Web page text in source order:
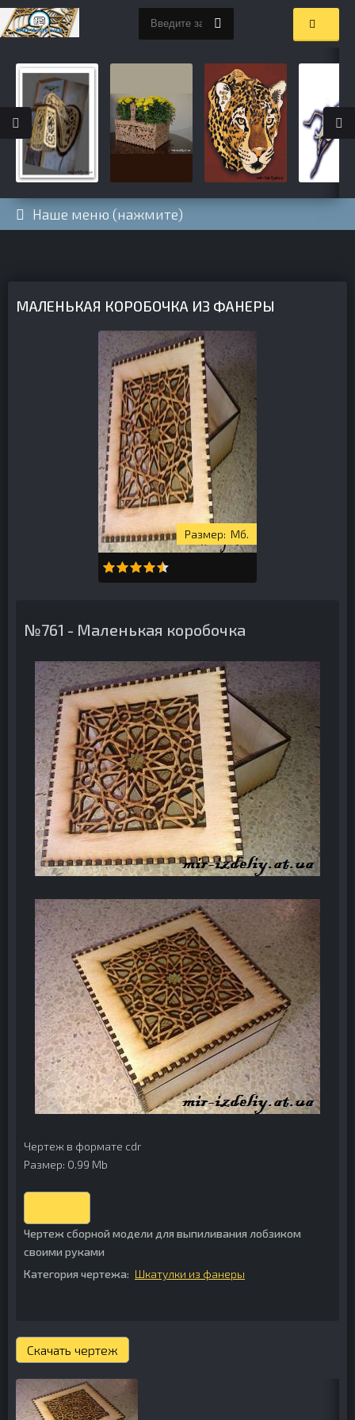
Наше меню (нажмите)
МАЛЕНЬКАЯ КОРОБОЧКА ИЗ ФАНЕРЫ
Мб.
№761 - Маленькая коробочка
Чертеж в формате cdr
Размер: 0.99 Mb
Чертеж сборной модели для выпиливания лобзиком
своими руками
Категория чертежа: Шкатулки из фанеры
Скачать чертеж